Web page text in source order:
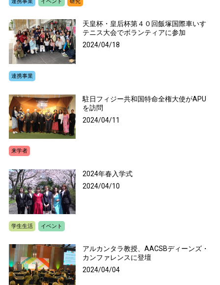
天皇杯・皇后杯第４０回飯塚国際車いす
テニス大会でボランティアに参加
2024/04/18
連携事業
駐日フィジー共和国特命全権大使がAPU
を訪問
2024/04/11
来学者
2024年春入学式
2024/04/10
学生生活 イベント
アルカンタラ教授、AACSBディーンズ・
カンファレンスに登壇
2024/04/04